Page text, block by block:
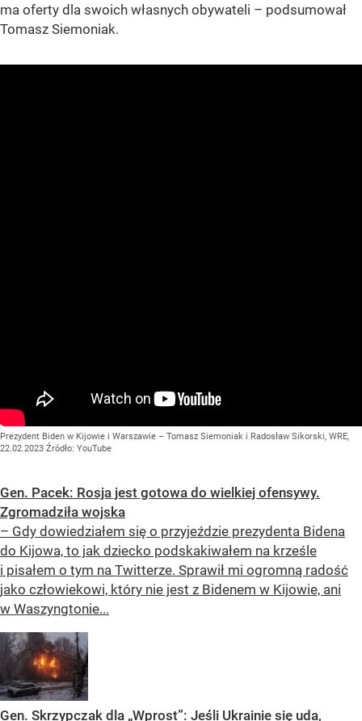
ma oferty dla swoich własnych obywateli – podsumował
Tomasz Siemoniak.
Prezydent Biden w Kijowie i Warszawie – Tomasz Siemoniak i Radosław Sikorski, WRE,
22.02.2023 Źródło: YouTube
Gen. Pacek: Rosja jest gotowa do wielkiej ofensywy.
Zgromadziła wojska
– Gdy dowiedziałem się o przyjeździe prezydenta Bidena
do Kijowa, to jak dziecko podskakiwałem na krześle
i pisałem o tym na Twitterze. Sprawił mi ogromną radość
jako człowiekowi, który nie jest z Bidenem w Kijowie, ani
w Waszyngtonie...
Gen. Skrzypczak dla „Wprost”: Jeśli Ukrainie się uda,